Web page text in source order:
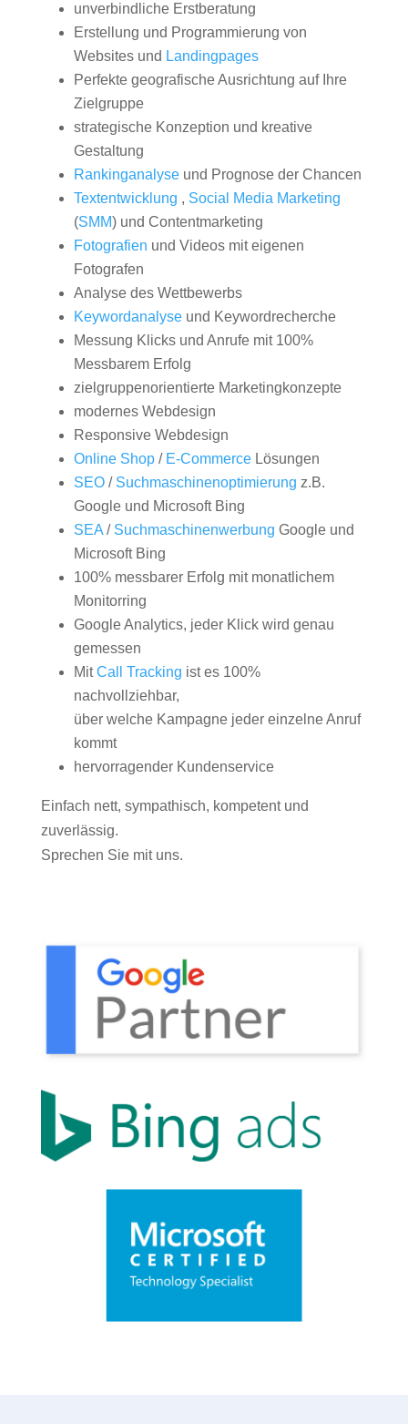
unverbindliche Erstberatung
Erstellung und Programmierung von
Websites und Landingpages
Perfekte geografische Ausrichtung auf Ihre
Zielgruppe
strategische Konzeption und kreative
Gestaltung
Rankinganalyseund Prognose der Chancen
Textentwicklung , Social Media Marketing
(SMM) und Contentmarketing
Fotografien und Videos mit eigenen
Fotografen
Analyse des Wettbewerbs
Keywordanalyseund Keywordrecherche
Messung Klicks und Anrufe mit 100%
Messbarem Erfolg
zielgruppenorientierte Marketingkonzepte
modernes Webdesign
Responsive Webdesign
Online Shop/ E-CommerceLösungen
SEO/ Suchmaschinenoptimierung z.B.
Google und Microsoft Bing
SEA/ Suchmaschinenwerbung Google und
Microsoft Bing
100% messbarer Erfolg mit monatlichem
Monitorring
Google Analytics, jeder Klick wird genau
gemessen
MitCall Tracking ist es 100%
nachvollziehbar,
über welche Kampagne jeder einzelne Anruf
kommt
hervorragender Kundenservice
Einfach nett, sympathisch, kompetent und
zuverlässig.
Sprechen Sie mit uns.